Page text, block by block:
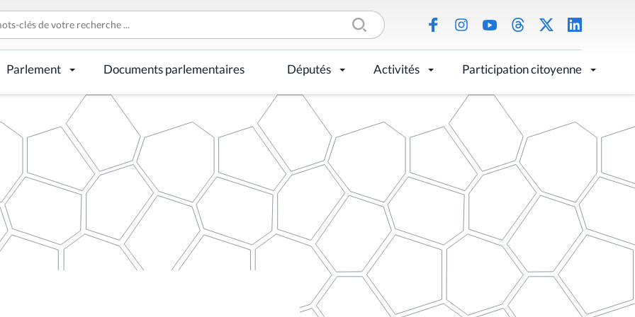
Parlement Documents parlementaires Députés Activités Participation citoyenne